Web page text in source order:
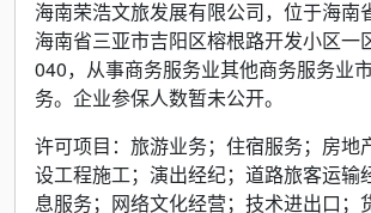
海南荣浩文旅发展有限公司，位于海南
海南省三亚市吉阳区榕根路开发小区一
040，从事商务服务业其他商务服务业
务。企业参保人数暂未公开。
许可项目：旅游业务；住宿服务；房地
设工程施工；演出经纪；道路旅客运输
息服务；网络文化经营；技术进出口；